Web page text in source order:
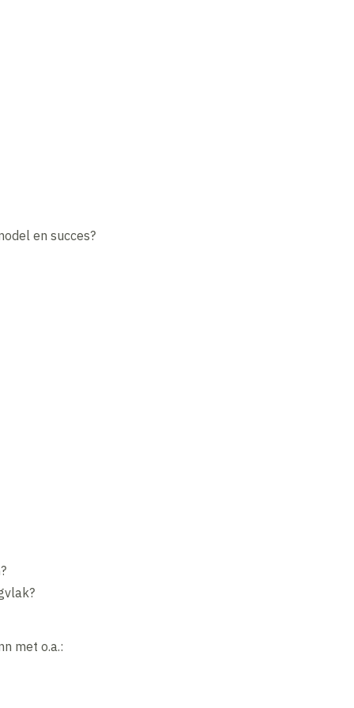
en succes?
met o.a.: